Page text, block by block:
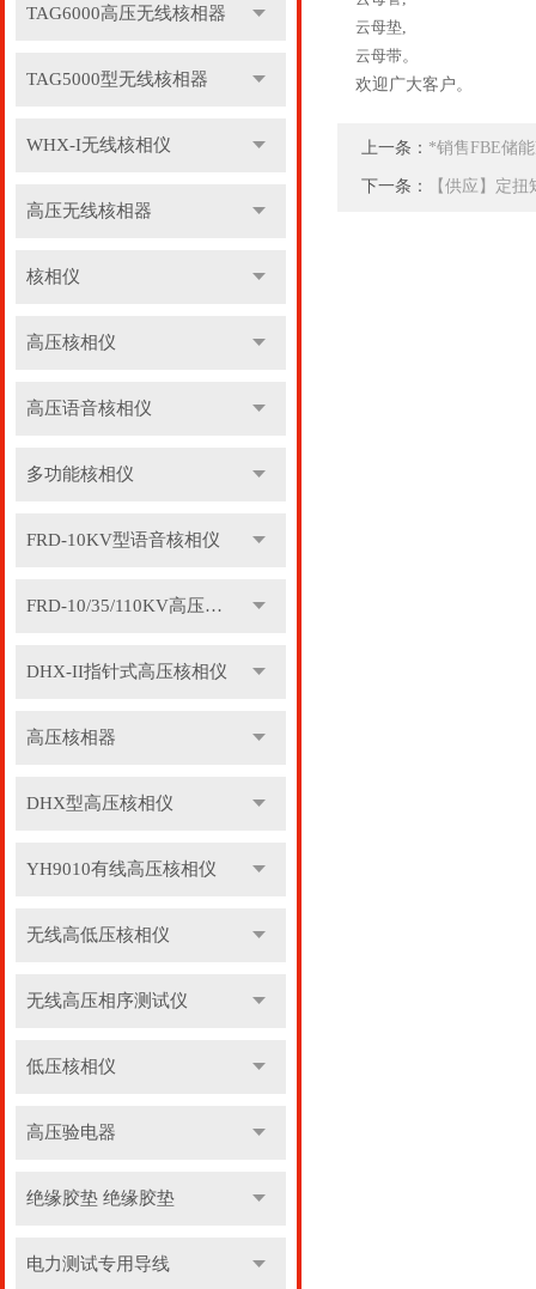
TAG6000高压无线核相器
TAG5000型无线核相器
WHX-I无线核相仪
高压无线核相器
核相仪
高压核相仪
高压语音核相仪
多功能核相仪
FRD-10KV型语音核相仪
FRD-10/35/110KV高压语音核相器
DHX-II指针式高压核相仪
高压核相器
DHX型高压核相仪
YH9010有线高压核相仪
无线高低压核相仪
无线高压相序测试仪
低压核相仪
高压验电器
绝缘胶垫 绝缘胶垫
电力测试专用导线
云母垫,
云母带。
欢迎广大客户。
上一条： *销售FBE储
下一条： 【供应】定扭